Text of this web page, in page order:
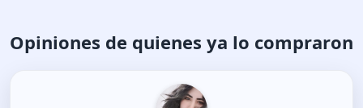
Opiniones de quienes ya lo compraron